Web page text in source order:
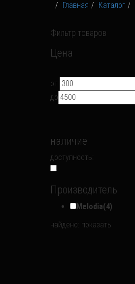
Главная Каталог
Фильтр товаров
Цена
от
до
наличие
доступность:
Производитель
Melodia(4)
найдено: показать